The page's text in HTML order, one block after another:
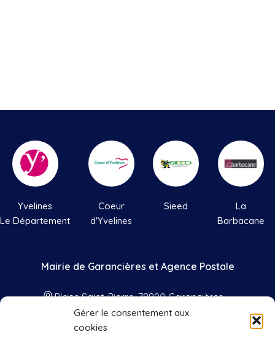
Gérer le consentement aux
cookies
Yvelines
Le Département
Coeur
d'Yvelines
Sieed
La
Barbacane
Mairie de Garancières et Agence Postale
Place Saint-Pierre, 78890 Garancières
01 34 86 41 33